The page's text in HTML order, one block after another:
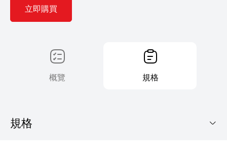
立即購買
概覽 規格
規格